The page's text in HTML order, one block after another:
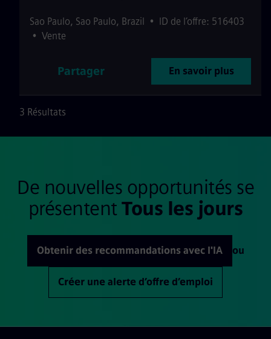
Sao Paulo, Sao Paulo, Brazil • ID de l’offre: 516403
• Vente
Partager En savoir plus
3 Résultats
De nouvelles opportunités se
présententTous les jours
Obtenir des recommandations avec l'IA ou
Créer une alerte d’offre d’emploi